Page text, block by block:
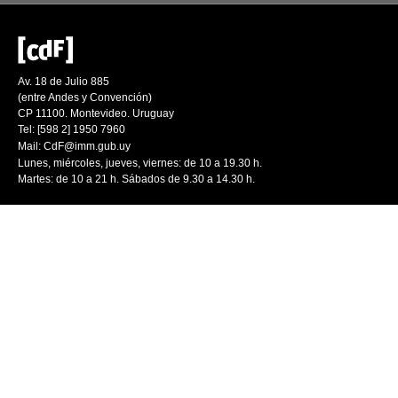
Av. 18 de Julio 885
(entre Andes y Convención)
CP 11100. Montevideo. Uruguay
Tel: [598 2] 1950 7960
Mail: CdF@imm.gub.uy
Lunes, miércoles, jueves, viernes: de 10 a 19.30 h.
Martes: de 10 a 21 h. Sábados de 9.30 a 14.30 h.